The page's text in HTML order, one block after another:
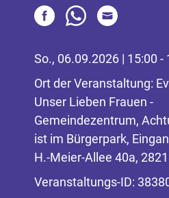
So., 06.09.2026 | 15:00 -
Ort der Veranstaltung:
Unser Lieben Frauen -
Gemeindezentrum,
ist im Bürgerpark,
H.-Meier-Allee 40a,
Veranstaltungs-ID: